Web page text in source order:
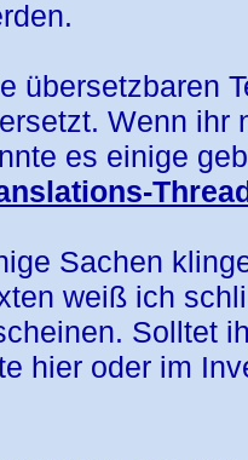
übersetzbaren
Wenn ihr
es einige
Sachen
weiß ich
Solltet
hier oder im